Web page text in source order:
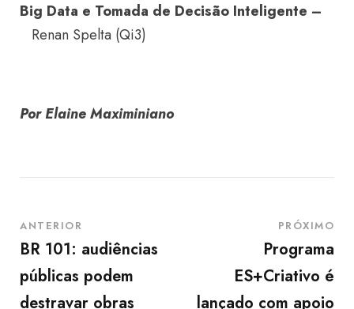
Big Data e Tomada de Decisão Inteligente –
Renan Spelta (Qi3)
Por Elaine Maximiniano
ANTERIOR
BR 101: audiências
públicas podem
destravar obras
PRÓXIMO
Programa
ES+Criativo é
lançado com apoio